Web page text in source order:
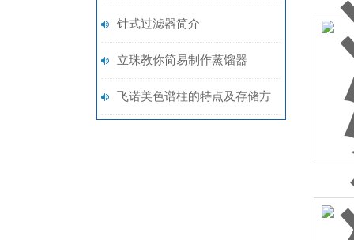
特点 使用更加方便
针式过滤器简介
立珠教你简易制作蒸馏器
飞诺美色谱柱的特点及存储方